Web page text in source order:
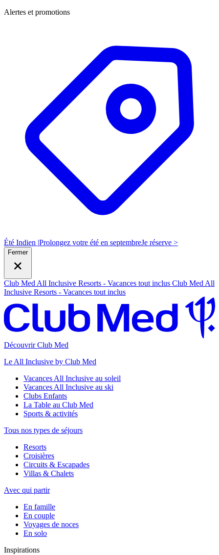
Alertes et promotions
Été Indien |Prolongez votre été en septembreJe réserve >
Fermer
Club Med All Inclusive Resorts - Vacances tout inclus Club Med All
Inclusive Resorts - Vacances tout inclus
Découvrir Club Med
Le All Inclusive by Club Med
Vacances All Inclusive au soleil
Vacances All Inclusive au ski
Clubs Enfants
La Table au Club Med
Sports & activités
Tous nos types de séjours
Resorts
Croisières
Circuits & Escapades
Villas & Chalets
Avec qui partir
En famille
En couple
Voyages de noces
En solo
Inspirations